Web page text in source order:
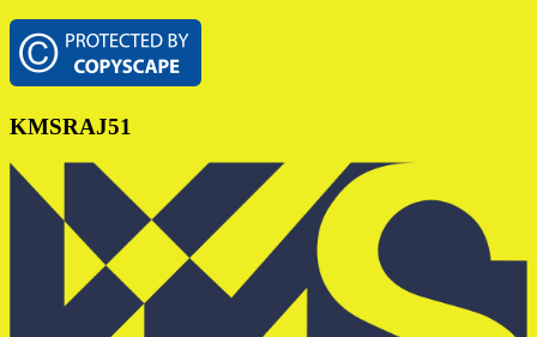
Footer
KMSRAJ51